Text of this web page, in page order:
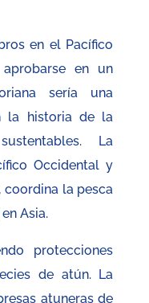
en el Pacífico
en un
sería una
la historia de la
La
Occidental y
coordina la pesca
Asia.
protecciones
de atún. La
atuneras de